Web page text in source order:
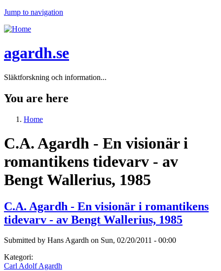
Jump to navigation
agardh.se
Släktforskning och information...
You are here
Home
C.A. Agardh - En visionär i
romantikens tidevarv - av
Bengt Wallerius, 1985
C.A. Agardh - En visionär i romantikens
tidevarv - av Bengt Wallerius, 1985
Submitted by Hans Agardh on Sun, 02/20/2011 - 00:00
Kategori:
Carl Adolf Agardh